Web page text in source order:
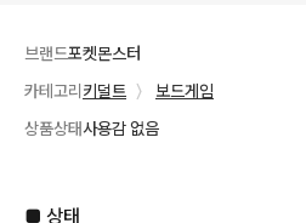
브랜드포켓몬스터
카테고리 키덜트 〉
보드게임
상품상태사용감 없음
■ 상태